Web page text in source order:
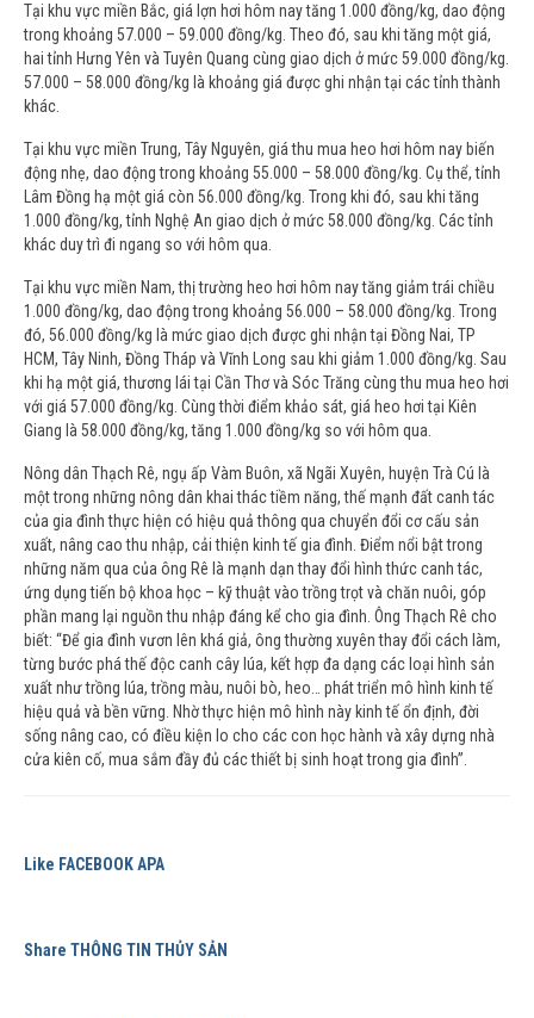
Tại khu vực miền Bắc, giá lợn hơi hôm nay tăng 1.000 đồng/kg, dao động
trong khoảng 57.000 – 59.000 đồng/kg. Theo đó, sau khi tăng một giá,
hai tỉnh Hưng Yên và Tuyên Quang cùng giao dịch ở mức 59.000 đồng/kg.
57.000 – 58.000 đồng/kg là khoảng giá được ghi nhận tại các tỉnh thành
khác.
Tại khu vực miền Trung, Tây Nguyên, giá thu mua heo hơi hôm nay biến
động nhẹ, dao động trong khoảng 55.000 – 58.000 đồng/kg. Cụ thể, tỉnh
Lâm Đồng hạ một giá còn 56.000 đồng/kg. Trong khi đó, sau khi tăng
1.000 đồng/kg, tỉnh Nghệ An giao dịch ở mức 58.000 đồng/kg. Các tỉnh
khác duy trì đi ngang so với hôm qua.
Tại khu vực miền Nam, thị trường heo hơi hôm nay tăng giảm trái chiều
1.000 đồng/kg, dao động trong khoảng 56.000 – 58.000 đồng/kg. Trong
đó, 56.000 đồng/kg là mức giao dịch được ghi nhận tại Đồng Nai, TP
HCM, Tây Ninh, Đồng Tháp và Vĩnh Long sau khi giảm 1.000 đồng/kg. Sau
khi hạ một giá, thương lái tại Cần Thơ và Sóc Trăng cùng thu mua heo hơi
với giá 57.000 đồng/kg. Cùng thời điểm khảo sát, giá heo hơi tại Kiên
Giang là 58.000 đồng/kg, tăng 1.000 đồng/kg so với hôm qua.
Nông dân Thạch Rê, ngụ ấp Vàm Buôn, xã Ngãi Xuyên, huyện Trà Cú là
một trong những nông dân khai thác tiềm năng, thế mạnh đất canh tác
của gia đình thực hiện có hiệu quả thông qua chuyển đổi cơ cấu sản
xuất, nâng cao thu nhập, cải thiện kinh tế gia đình. Điểm nổi bật trong
những năm qua của ông Rê là mạnh dạn thay đổi hình thức canh tác,
ứng dụng tiến bộ khoa học – kỹ thuật vào trồng trọt và chăn nuôi, góp
phần mang lại nguồn thu nhập đáng kể cho gia đình. Ông Thạch Rê cho
biết: “Để gia đình vươn lên khá giả, ông thường xuyên thay đổi cách làm,
từng bước phá thế độc canh cây lúa, kết hợp đa dạng các loại hình sản
xuất như trồng lúa, trồng màu, nuôi bò, heo… phát triển mô hình kinh tế
hiệu quả và bền vững. Nhờ thực hiện mô hình này kinh tế ổn định, đời
sống nâng cao, có điều kiện lo cho các con học hành và xây dựng nhà
cửa kiên cố, mua sắm đầy đủ các thiết bị sinh hoạt trong gia đình”.
Like FACEBOOK APA
Share THÔNG TIN THỦY SẢN